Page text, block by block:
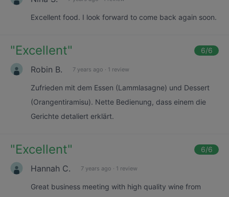
Excellent food. I look forward to come back again soon.
"Excellent" 6/6
Robin B. 7 years ago · 1 review
Zufrieden mit dem Essen (Lammlasagne) und Dessert
(Orangentiramisu). Nette Bedienung, dass einem die
Gerichte detaliert erklärt.
"Excellent" 6/6
Hannah C. 7 years ago · 1 review
Great business meeting with high quality wine from